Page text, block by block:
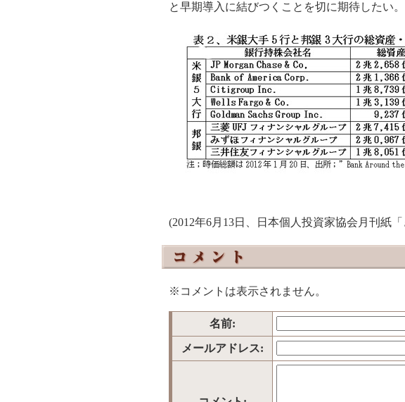
と早期導入に結びつくことを切に期待したい。
(2012年6月 13日、日本個人投資家協会月刊紙「
※コメントは表示されません。
名前:
メールアドレス: